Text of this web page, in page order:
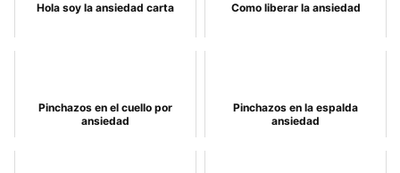
Hola soy la ansiedad carta Como liberar la ansiedad
Pinchazos en el cuello por
ansiedad
Pinchazos en la espalda
ansiedad